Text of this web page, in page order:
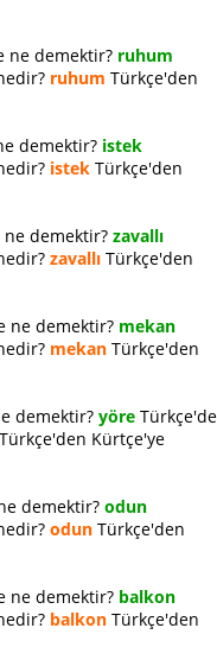
ne demektir? ruhum
ruhum Türkçe'den
demektir? istek
istek Türkçe'den
demektir? zavallı
zavallı Türkçe'den
ne demektir? mekan
mekan Türkçe'den
demektir? yöre
Türkçe'den Kürtçe'ye
demektir? odun
odun Türkçe'den
ne demektir? balkon
balkon Türkçe'den